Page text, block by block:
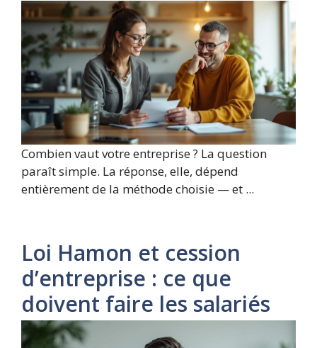
Combien vaut votre entreprise ? La question
paraît simple. La réponse, elle, dépend
entièrement de la méthode choisie — et ...
Loi Hamon et cession
d’entreprise : ce que
doivent faire les salariés